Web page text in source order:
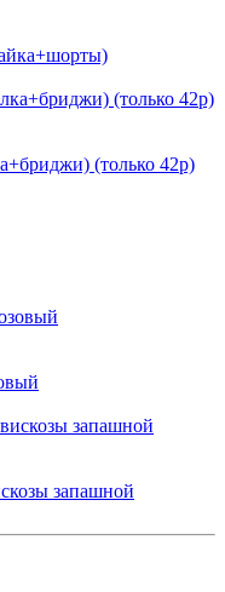
(только 42р)
запашной